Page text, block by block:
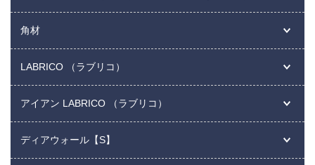
角材
LABRICO （ラブリコ）
アイアン LABRICO （ラブリコ）
ディアウォール【S】